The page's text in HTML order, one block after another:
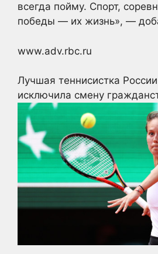
всегда пойму. Спорт,
победы — их жизнь», —
www.adv.rbc.ru
Лучшая теннисистка
исключила смену